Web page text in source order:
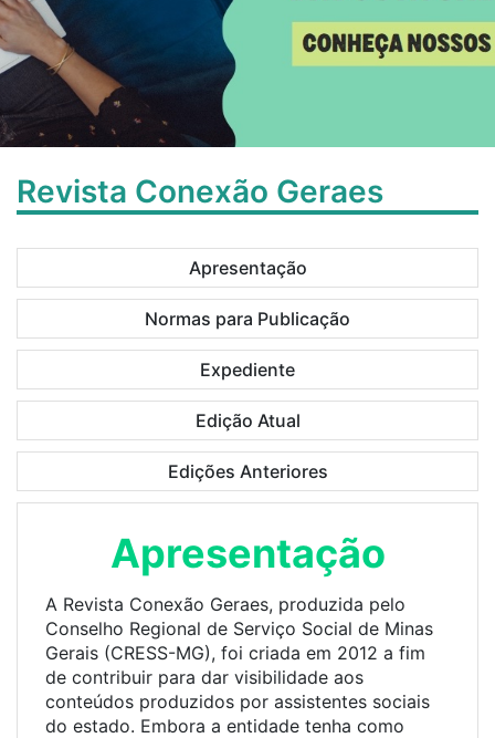
Revista Conexão Geraes
Apresentação
Normas para Publicação
Expediente
Edição Atual
Edições Anteriores
Apresentação
A Revista Conexão Geraes, produzida pelo
Conselho Regional de Serviço Social de Minas
Gerais (CRESS-MG), foi criada em 2012 a fim
de contribuir para dar visibilidade aos
conteúdos produzidos por assistentes sociais
do estado. Embora a entidade tenha como